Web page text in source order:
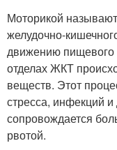
Моторикой
желудочно-
движению пищевого
отделах ЖКТ
веществ. Этот
стресса, инфекций и
сопровождается
рвотой.